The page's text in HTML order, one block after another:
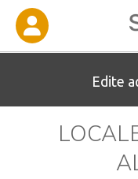
Edite